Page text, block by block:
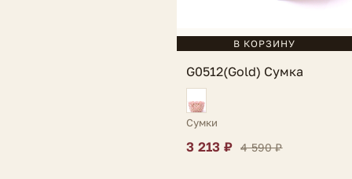
В КОРЗИНУ
G0512(Gold) Сумка
Сумки
3 213 ₽ 4 590 ₽